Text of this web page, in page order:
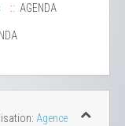
:: AGENDA
Agence